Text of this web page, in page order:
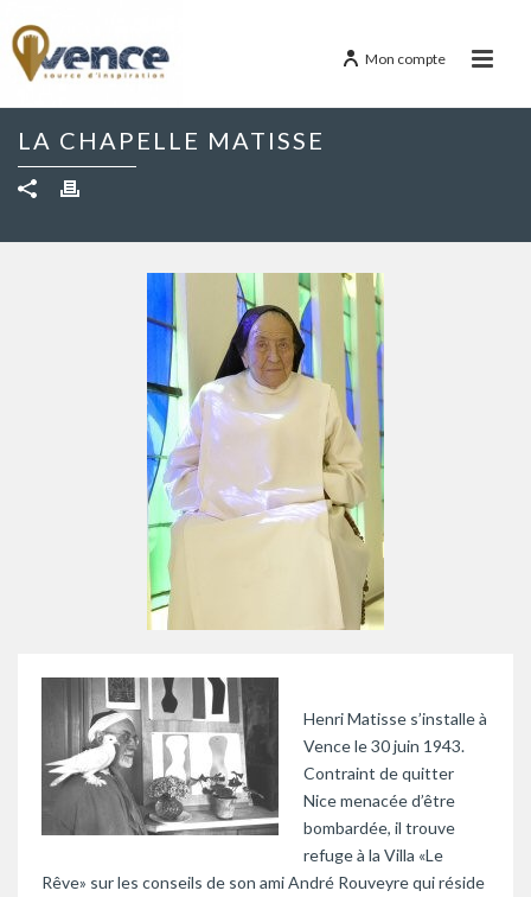
Mon compte
LA CHAPELLE MATISSE
Henri Matisse s’installe à
Vence le 30 juin 1943.
Contraint de quitter
Nice menacée d’être
bombardée, il trouve
refuge à la Villa «Le
Rêve» sur les conseils de son ami André Rouveyre qui réside